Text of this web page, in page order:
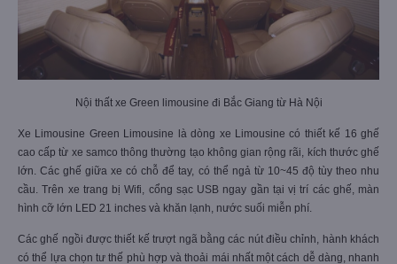
Nội thất xe Green limousine đi Bắc Giang từ Hà Nội
Xe Limousine Green Limousine là dòng xe Limousine có thiết kế 16 ghế
cao cấp từ xe samco thông thường tạo không gian rộng rãi, kích thước ghế
lớn. Các ghế giữa xe có chỗ để tay, có thể ngả từ 10~45 độ tùy theo nhu
cầu. Trên xe trang bị Wifi, cổng sạc USB ngay gần tại vị trí các ghế, màn